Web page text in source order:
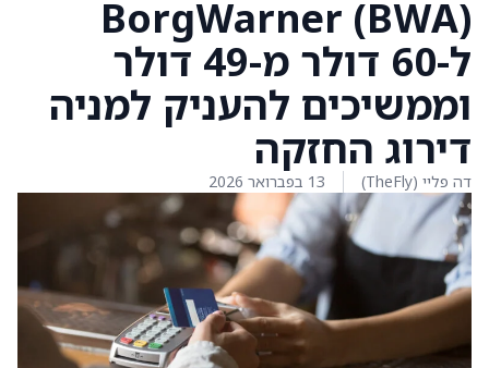
BorgWarner (BWA)
ל-60 דולר מ-49 דולר
וממשיכים להעניק למניה
דירוג החזקה
דה פליי (TheFly) 13 בפברואר 2026